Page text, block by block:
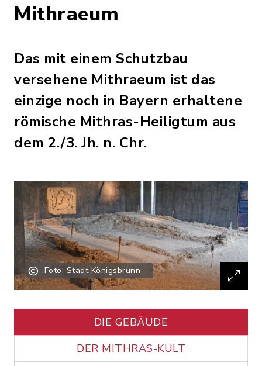
Mithraeum
Das mit einem Schutzbau
versehene Mithraeum ist das
einzige noch in Bayern erhaltene
römische Mithras-Heiligtum aus
dem 2./3. Jh. n. Chr.
Foto: Stadt Königsbrunn
DIE GEBÄUDE
DER MITHRAS-KULT